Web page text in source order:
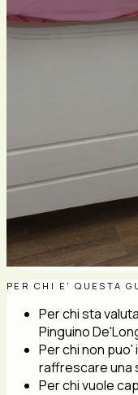
PER CHI E' QUESTA
Per chi sta
Pinguino
Per chi non
raffrescare una
Per chi vuole